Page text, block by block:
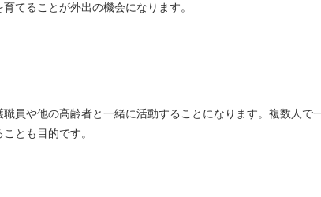
てることが外出の機会になります。
員や他の高齢者と一緒に活動することになります。複数人で
とも目的です。